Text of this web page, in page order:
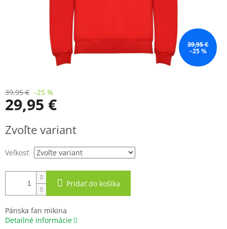
39,95 €
–25 %
39,95 € –25 %
29,95 €
cena:
Zvoľte variant
Veľkosť
Pridať do košíka
Pánska fan mikina
Detailné informácie